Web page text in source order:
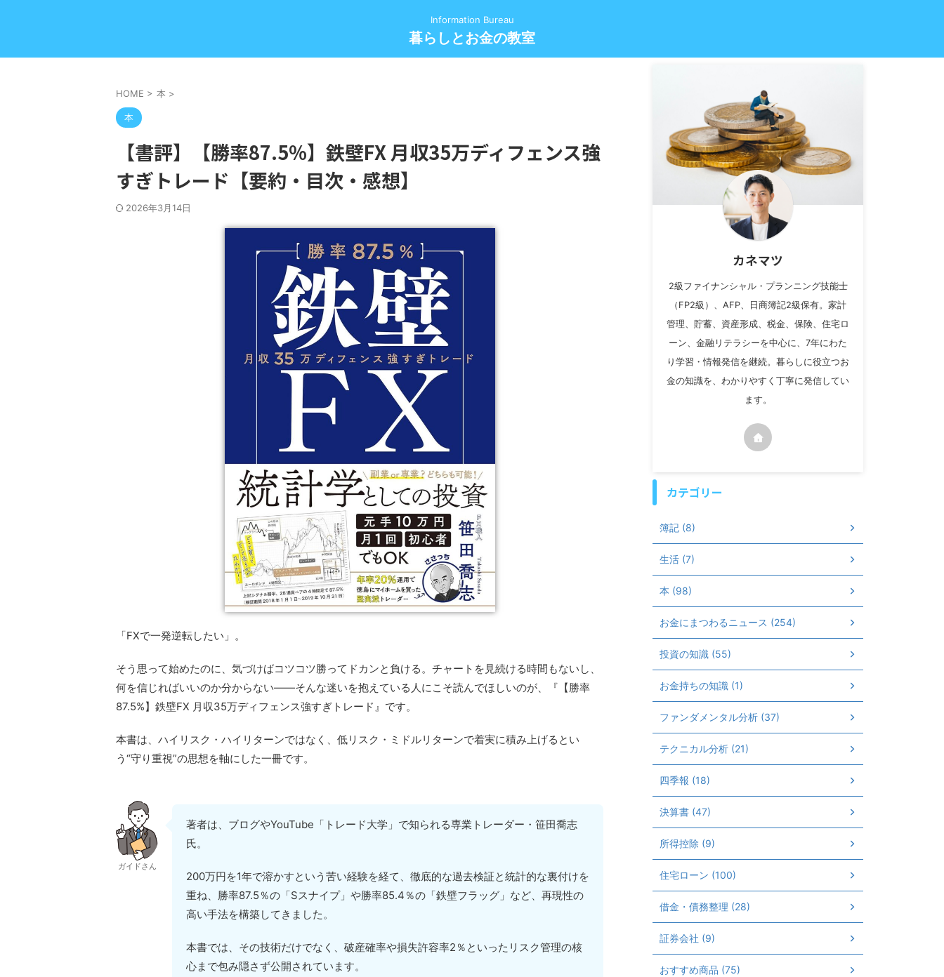
Information Bureau
暮らしとお金の教室
HOME > 本 >
本
【書評】【勝率87.5%】鉄壁FX 月収35万ディフェンス強
すぎトレード【要約・目次・感想】
2026年3月14日
「FXで一発逆転したい」。
そう思って始めたのに、気づけばコツコツ勝ってドカンと負ける。チャートを見続ける時間もないし、
何を信じればいいのか分からない――そんな迷いを抱えている人にこそ読んでほしいのが、『【勝率
87.5%】鉄壁FX 月収35万ディフェンス強すぎトレード』です。
本書は、ハイリスク・ハイリターンではなく、低リスク・ミドルリターンで着実に積み上げるとい
う“守り重視”の思想を軸にした一冊です。
ガイドさん
著者は、ブログやYouTube「トレード大学」で知られる専業トレーダー・笹田喬志
氏。
200万円を1年で溶かすという苦い経験を経て、徹底的な過去検証と統計的な裏付けを
重ね、勝率87.5％の「Sスナイプ」や勝率85.4％の「鉄壁フラッグ」など、再現性の
高い手法を構築してきました。
本書では、その技術だけでなく、破産確率や損失許容率2％といったリスク管理の核
心まで包み隠さず公開されています。
カネマツ
2級ファイナンシャル・プランニング技能士
（FP2級）、AFP、日商簿記2級保有。家計
管理、貯蓄、資産形成、税金、保険、住宅ロ
ーン、金融リテラシーを中心に、7年にわた
り学習・情報発信を継続。暮らしに役立つお
金の知識を、わかりやすく丁寧に発信してい
ます。
カテゴリー
簿記 (8)
生活 (7)
本 (98)
お金にまつわるニュース (254)
投資の知識 (55)
お金持ちの知識 (1)
ファンダメンタル分析 (37)
テクニカル分析 (21)
四季報 (18)
決算書 (47)
所得控除 (9)
住宅ローン (100)
借金・債務整理 (28)
証券会社 (9)
おすすめ商品 (75)